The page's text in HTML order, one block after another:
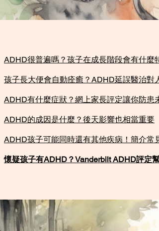
ADHD很普遍嗎？孩子在成長階段會有什麼
孩子長大便會自動痊癒？ADHD延誤醫治對
ADHD有什麼症狀？網上家長評定讓你防患
ADHD的成因是什麼？後天影響也相當重要​
ADHD孩子可能同時還有其他疾病！簡介常
懷疑孩子有ADHD？Vanderbilt ADHD評定